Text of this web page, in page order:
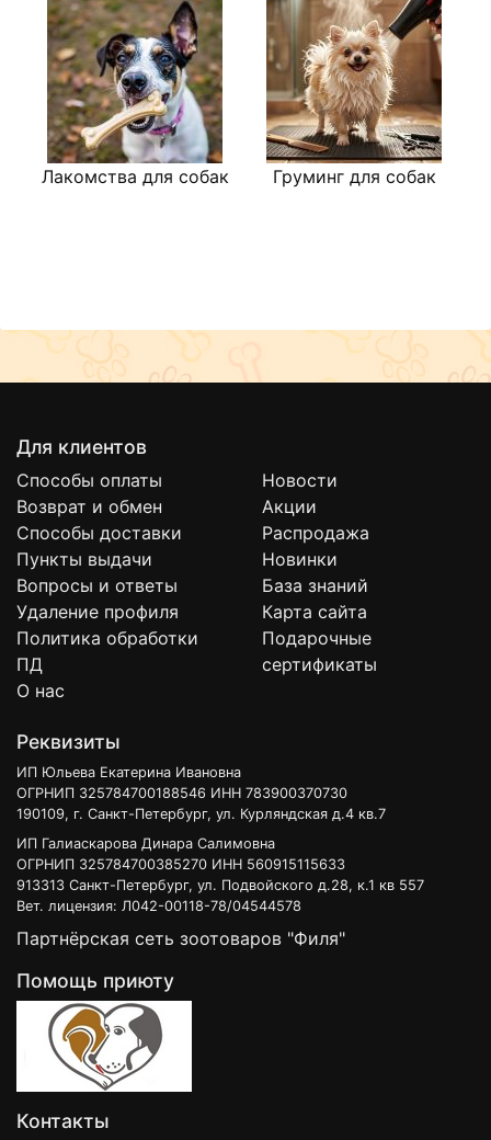
Лакомства для собак
Груминг для собак
Для клиентов
Способы оплаты
Возврат и обмен
Способы доставки
Пункты выдачи
Вопросы и ответы
Удаление профиля
Политика обработки
ПД
О нас
Новости
Акции
Распродажа
Новинки
База знаний
Карта сайта
Подарочные
сертификаты
Реквизиты
ИП Юльева Екатерина Ивановна
ОГРНИП 325784700188546 ИНН 783900370730
190109, г. Санкт-Петербург, ул. Курляндская д.4 кв.7
ИП Галиаскарова Динара Салимовна
ОГРНИП 325784700385270 ИНН 560915115633
913313 Санкт-Петербург, ул. Подвойского д.28, к.1 кв 557
Вет. лицензия: Л042-00118-78/04544578
Партнёрская сеть зоотоваров "Филя"
Помощь приюту
Контакты